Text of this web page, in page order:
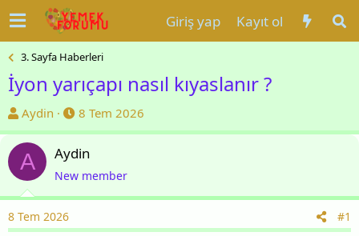
Giriş yap Kayıt ol
3. Sayfa Haberleri
İyon yarıçapı nasıl kıyaslanır ?
K
o
n
u
y
b
Aydin
B
a
ş
l
g
8 Tem 2026
A Aydin
New member
8 Tem 2026 #1